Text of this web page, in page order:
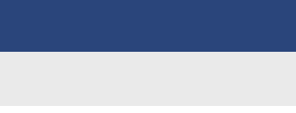
Eğitim